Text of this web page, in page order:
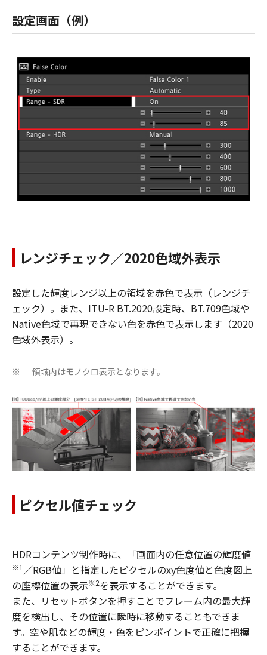
設定画面（例）
レンジチェック／2020色域外表示
設定した輝度レンジ以上の領域を赤色で表示（レンジチ
ェック）。また、ITU-R BT.2020設定時、BT.709色域や
Native色域で再現できない色を赤色で表示します（2020
色域外表示）。
※ 領域内はモノクロ表示となります。
ピクセル値チェック
HDRコンテンツ制作時に、「画面内の任意位置の輝度値
※1 ／RGB値」と指定したピクセルのxy色度値と色度図上
の座標位置の表示※2を表示することができます。
また、リセットボタンを押すことでフレーム内の最大輝
度を検出し、その位置に瞬時に移動することもできま
す。空や肌などの輝度・色をピンポイントで正確に把握
することができます。